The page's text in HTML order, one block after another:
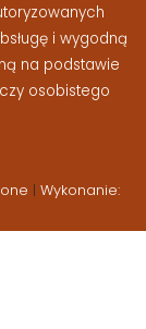
i wygodną
na podstawie
osobistego
| Wykonanie: